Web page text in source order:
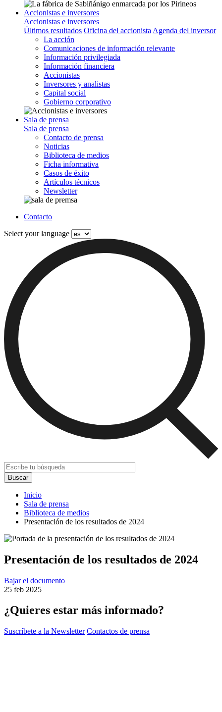
Accionistas e inversores
Accionistas e inversores
Últimos resultados Oficina del accionista Agenda del inversor
La acción
Comunicaciones de información relevante
Información privilegiada
Información financiera
Accionistas
Inversores y analistas
Capital social
Gobierno corporativo
Sala de prensa
Sala de prensa
Contacto de prensa
Noticias
Biblioteca de medios
Ficha informativa
Casos de éxito
Artículos técnicos
Newsletter
Contacto
Select your language
Inicio
Sala de prensa
Biblioteca de medios
Presentación de los resultados de 2024
Presentación de los resultados de 2024
Bajar el documento
25 feb 2025
¿Quieres estar más informado?
Suscríbete a la Newsletter Contactos de prensa